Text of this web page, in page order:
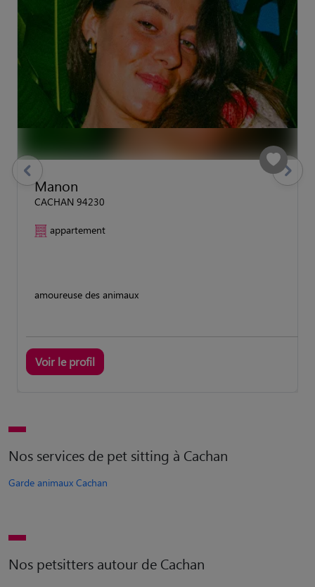
Manon
CACHAN 94230
appartement
amoureuse des animaux
Voir le profil
previous Suivant
Nos services de pet sitting à Cachan
Garde animaux Cachan
Nos petsitters autour de Cachan